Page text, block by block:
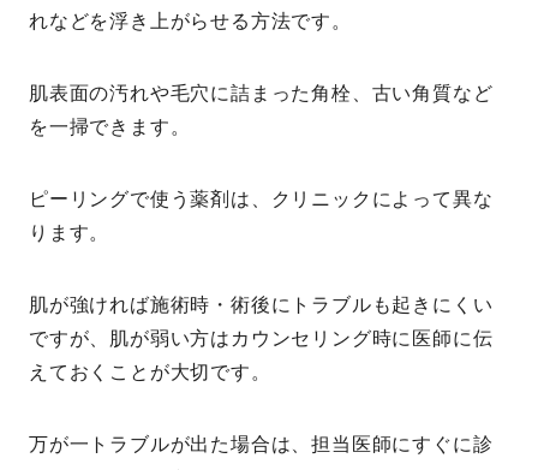
れなどを浮き上がらせる方法です。
肌表面の汚れや毛穴に詰まった角栓、古い角質など
を一掃できます。
ピーリングで使う薬剤は、クリニックによって異な
ります。
肌が強ければ施術時・術後にトラブルも起きにくい
ですが、肌が弱い方はカウンセリング時に医師に伝
えておくことが大切です。
万が一トラブルが出た場合は、担当医師にすぐに診